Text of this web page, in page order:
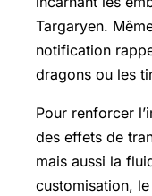
Targaryen.
notification
dragons ou les
Pour renforcer
des effets de
mais aussi la
customisation,